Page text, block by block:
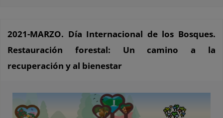
2021-MARZO. Día Internacional de los Bosques.
Restauración forestal: Un camino a la
recuperación y al bienestar